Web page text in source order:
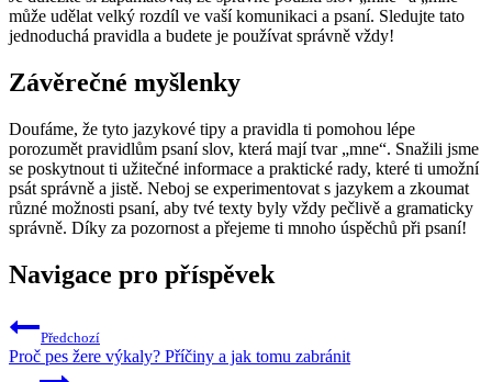
může ⁣udělat velký⁣ rozdíl ve vaší komunikaci a psaní. Sledujte tato
jednoduchá pravidla a budete je používat správně vždy!
Závěrečné myšlenky
Doufáme,​ že tyto jazykové tipy a pravidla ti pomohou lépe
porozumět pravidlům⁤ psaní slov, která mají tvar „mne“. Snažili ⁢jsme
se poskytnout ti užitečné informace a praktické rady, které ti umožní
psát správně a jistě. Neboj se ​experimentovat s jazykem a zkoumat
různé možnosti psaní, aby tvé texty⁢ byly vždy pečlivě a gramaticky
správně. Díky za pozornost a ⁣přejeme ti mnoho úspěchů při psaní!
Navigace pro příspěvek
Předchozí
Proč pes žere výkaly? Příčiny a jak tomu zabránit